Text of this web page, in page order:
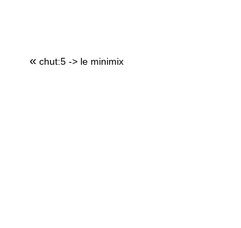
« chut:5 -> le minimix